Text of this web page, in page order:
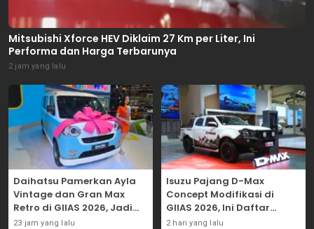
Mitsubishi Xforce HEV Diklaim 27 Km per Liter, Ini
Performa dan Harga Terbarunya
2 jam yang lalu
Daihatsu Pamerkan Ayla
Vintage dan Gran Max
Retro di GIIAS 2026, Jadi
Hadiah Undian
23 jam yang lalu
Isuzu Pajang D-Max
Concept Modifikasi di
GIIAS 2026, Ini Daftar
Ubahannya
2 hari yang lalu